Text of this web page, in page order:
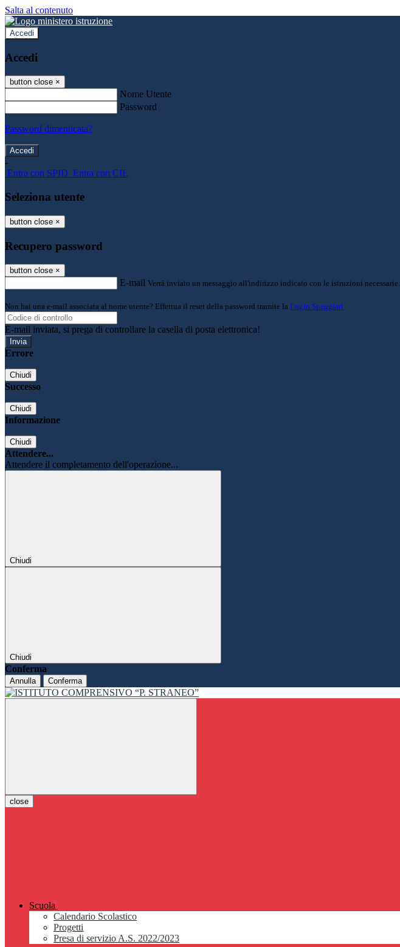
Salta al contenuto
Accedi
Accedi
button close ×
Nome Utente
Password
Password dimenticata?
-
Entra con SPID Entra con CIE
Seleziona utente
button close ×
Recupero password
button close ×
E-mail Verrà inviato un messaggio all'indirizzo indicato con le istruzioni necessarie.
Non hai una e-mail associata al nome utente? Effettua il reset della password tramite la Login Spaggiari
E-mail inviata, si prega di controllare la casella di posta elettronica!
Errore
Chiudi
Successo
Chiudi
Informazione
Chiudi
Attendere...
Attendere il completamento dell'operazione...
Chiudi
Chiudi
Conferma
Annulla Conferma
close
Scuola
Calendario Scolastico
Progetti
Presa di servizio A.S. 2022/2023